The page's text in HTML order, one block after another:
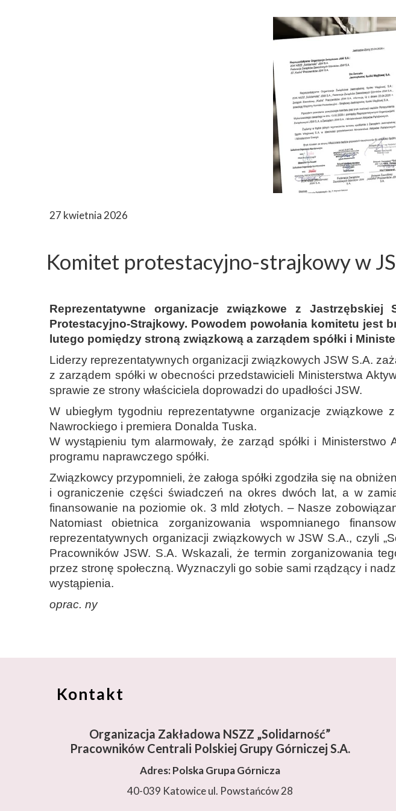
27 kwietnia 2026
Komitet protestacyjno-strajkowy w
Reprezentatywne organizacje związkowe z
Protestacyjno-Strajkowy. Powodem powołania komitetu jest
lutego pomiędzy stroną związkową a zarządem spółki i
Liderzy reprezentatywnych organizacji związkowych JSW S.A.
z zarządem spółki w obecności przedstawicieli Ministerstwa
sprawie ze strony właściciela doprowadzi do upadłości JSW.
W ubiegłym tygodniu reprezentatywne organizacje
Nawrockiego i premiera Donalda Tuska.
W wystąpieniu tym alarmowały, że zarząd spółki i
programu naprawczego spółki.
Związkowcy przypomnieli, że załoga spółki zgodziła się na
i ograniczenie części świadczeń na okres dwóch lat, a w
finansowanie na poziomie ok. 3 mld złotych. – Nasze
Natomiast obietnica zorganizowania wspomnianego
reprezentatywnych organizacji związkowych w JSW S.A., czyli
Pracowników JSW. S.A. Wskazali, że termin zorganizowania
przez stronę społeczną. Wyznaczyli go sobie sami rządzący i
wystąpienia.
oprac. ny
Kontakt
Adres: Polska Grupa Górnicza
40-039 Katowice ul. Powstańców 28
Organizacja Zakładowa NSZZ „Solidarność”
Pracowników Centrali Polskiej Grupy Górniczej S.A.